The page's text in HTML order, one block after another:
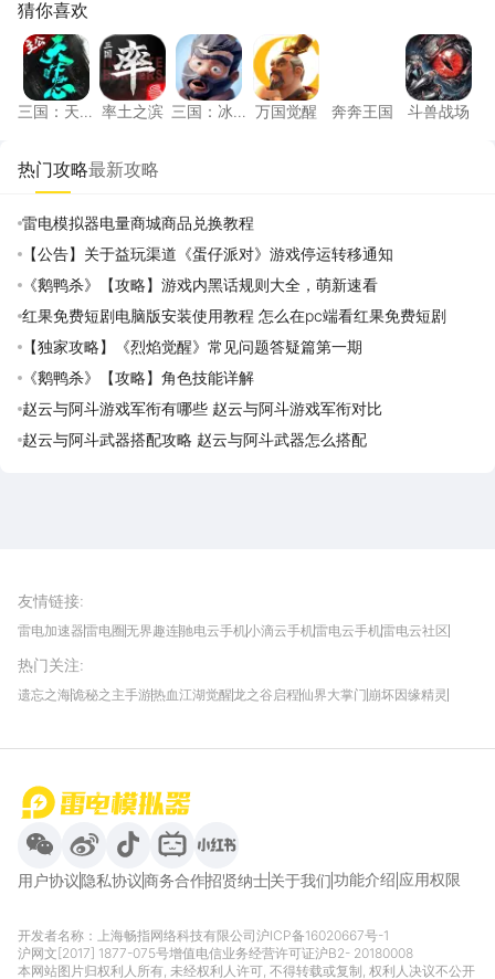
猜你喜欢
三国：天下归心
三国：天
率土之滨
率土之滨
三国：冰河时代
三国：冰
万国觉醒
万国觉醒
奔奔王国
奔奔王国
斗兽战
斗兽战场
热门攻略最新攻略
雷电模拟器电量商城商品兑换教程
【公告】关于益玩渠道《蛋仔派对》游戏停运转移通知
《鹅鸭杀》【攻略】游戏内黑话规则大全，萌新速看
红果免费短剧电脑版安装使用教程 怎么在pc端看红果免费短剧
【独家攻略】《烈焰觉醒》常见问题答疑篇第一期
《鹅鸭杀》【攻略】角色技能详解
赵云与阿斗游戏军衔有哪些 赵云与阿斗游戏军衔对比
赵云与阿斗武器搭配攻略 赵云与阿斗武器怎么搭配
友情链接:
雷电加速器雷电圈无界趣连驰电云手机小滴云手机雷电云手机雷电云社区
我爱vr网华军软件园
热门关注:
遗忘之海诡秘之主手游热血江湖觉醒龙之谷启程仙界大掌门 崩坏因缘精灵
用户协议隐私协议商务合作招贤纳士关于我们功能介绍 应用权限
开发者名称：上海畅指网络科技有限公司沪ICP备16020667号-1
沪网文[2017] 1877-075号增值电信业务经营许可证沪B2- 20180008
本网站图片归权利人所有, 未经权利人许可, 不得转载或复制, 权利人决议不公开
首页
微信
微博 抖音 哔哩哔哩